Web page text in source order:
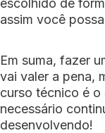
escolhido de
assim você
Em suma, fazer
vai valer a pena,
curso técnico é o
necessário
desenvolvendo!